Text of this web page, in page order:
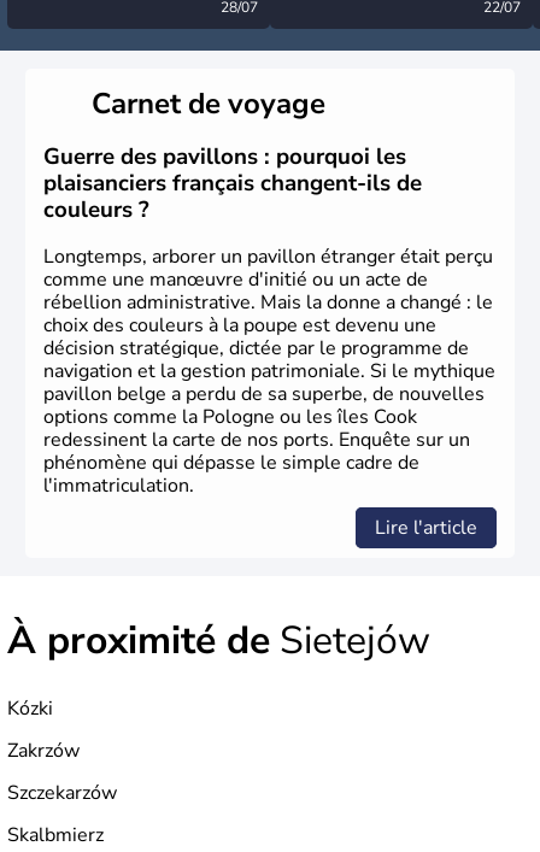
28/07 22/07
Carnet de voyage
Guerre des pavillons : pourquoi les
plaisanciers français changent-ils de
couleurs ?
Longtemps, arborer un pavillon étranger était perçu
comme une manœuvre d'initié ou un acte de
rébellion administrative. Mais la donne a changé : le
choix des couleurs à la poupe est devenu une
décision stratégique, dictée par le programme de
navigation et la gestion patrimoniale. Si le mythique
pavillon belge a perdu de sa superbe, de nouvelles
options comme la Pologne ou les îles Cook
redessinent la carte de nos ports. Enquête sur un
phénomène qui dépasse le simple cadre de
l'immatriculation.
Lire l'article
À proximité de Sietejów
Kózki
Zakrzów
Szczekarzów
Skalbmierz